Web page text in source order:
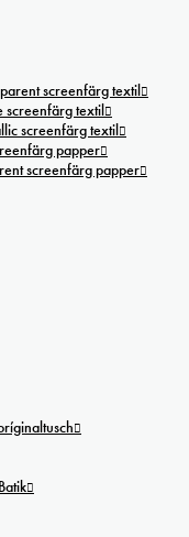
screenfärg textil
screenfärg textil
screenfärg textil
papper
screenfärg papper